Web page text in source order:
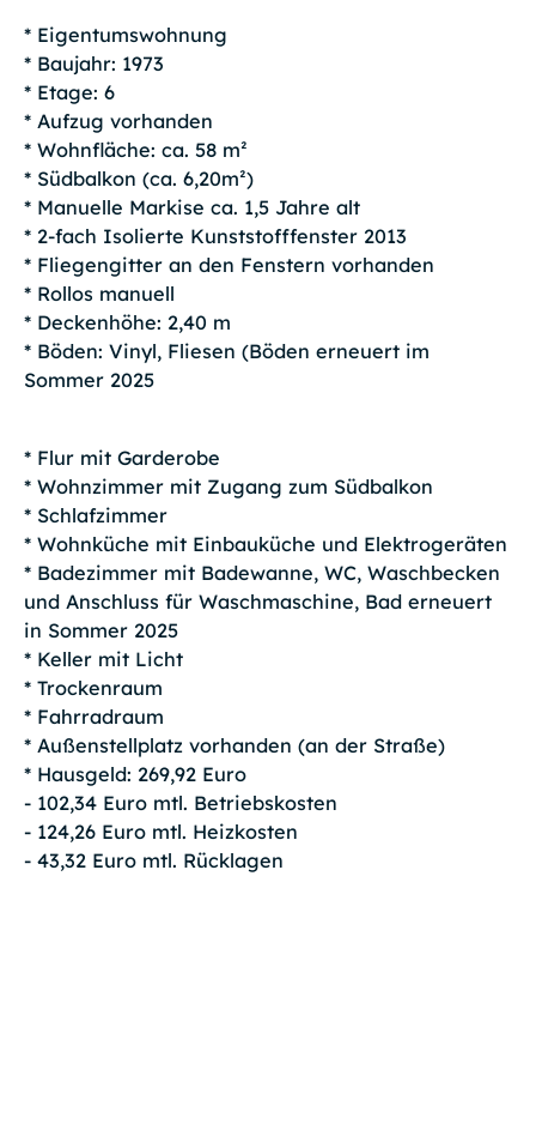
* Eigentumswohnung
* Baujahr: 1973
* Etage: 6
* Aufzug vorhanden
* Wohnfläche: ca. 58 m²
* Südbalkon (ca. 6,20m²)
* Manuelle Markise ca. 1,5 Jahre alt
* 2-fach Isolierte Kunststofffenster 2013
* Fliegengitter an den Fenstern vorhanden
* Rollos manuell
* Deckenhöhe: 2,40 m
* Böden: Vinyl, Fliesen (Böden erneuert im
Sommer 2025
* Flur mit Garderobe
* Wohnzimmer mit Zugang zum Südbalkon
* Schlafzimmer
* Wohnküche mit Einbauküche und Elektrogeräten
* Badezimmer mit Badewanne, WC, Waschbecken
und Anschluss für Waschmaschine, Bad erneuert
in Sommer 2025
* Keller mit Licht
* Trockenraum
* Fahrradraum
* Außenstellplatz vorhanden (an der Straße)
* Hausgeld: 269,92 Euro
- 102,34 Euro mtl. Betriebskosten
- 124,26 Euro mtl. Heizkosten
- 43,32 Euro mtl. Rücklagen